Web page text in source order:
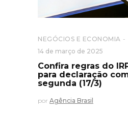
NEGÓCIOS E ECONOMIA
14 de março de 2025
Confira regras do
para declaração
segunda (17/3)
por Agência Brasil